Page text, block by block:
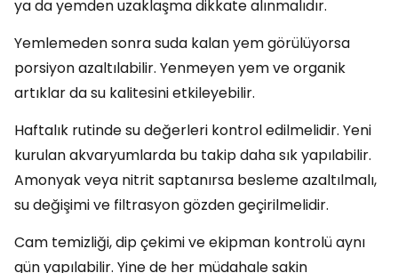
ya da yemden uzaklaşma dikkate alınmalıdır.
Yemlemeden sonra suda kalan yem görülüyorsa
porsiyon azaltılabilir. Yenmeyen yem ve organik
artıklar da su kalitesini etkileyebilir.
Haftalık rutinde su değerleri kontrol edilmelidir. Yeni
kurulan akvaryumlarda bu takip daha sık yapılabilir.
Amonyak veya nitrit saptanırsa besleme azaltılmalı,
su değişimi ve filtrasyon gözden geçirilmelidir.
Cam temizliği, dip çekimi ve ekipman kontrolü aynı
gün yapılabilir. Yine de her müdahale sakin